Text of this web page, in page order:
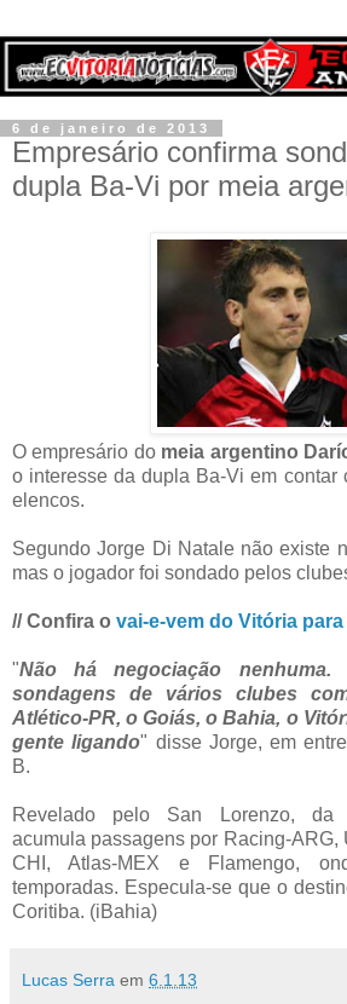
6 de janeiro de 2013
Empresário confirma
dupla Ba-Vi por meia
O empresário do meia argentino
o interesse da dupla Ba-Vi em contar
elencos.
Segundo Jorge Di Natale não existe
mas o jogador foi sondado pelos
// Confira o vai-e-vem do Vitória para
"Não há negociação nenhuma.
sondagens de vários clubes
Atlético-PR, o Goiás, o Bahia, o
gente ligando" disse Jorge, em
B.
Revelado pelo San Lorenzo, da
acumula passagens por Racing-ARG,
CHI, Atlas-MEX e Flamengo,
temporadas. Especula-se que o
Coritiba. (iBahia)
Lucas Serra em 6.1.13